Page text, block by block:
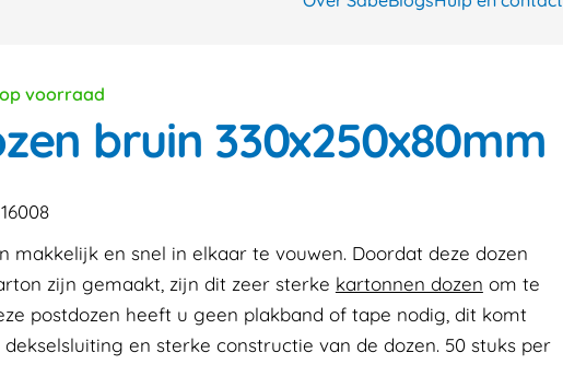
voorraad
bruin 330x250x80mm
16008
makkelijk en snel in elkaar te vouwen. Doordat deze dozen
zijn gemaakt, zijn dit zeer sterke kartonnen dozen om te
postdozen heeft u geen plakband of tape nodig, dit komt
en sterke constructie van de dozen. 50 stuks per